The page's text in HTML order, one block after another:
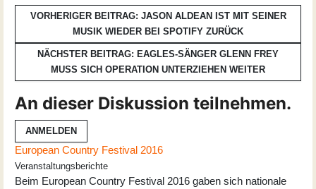
VORHERIGER BEITRAG: JASON ALDEAN IST MIT SEINER
MUSIK WIEDER BEI SPOTIFY ZURÜCK
NÄCHSTER BEITRAG: EAGLES-SÄNGER GLENN FREY
MUSS SICH OPERATION UNTERZIEHEN WEITER
An dieser Diskussion teilnehmen.
ANMELDEN
European Country Festival 2016
Veranstaltungsberichte
Beim European Country Festival 2016 gaben sich nationale